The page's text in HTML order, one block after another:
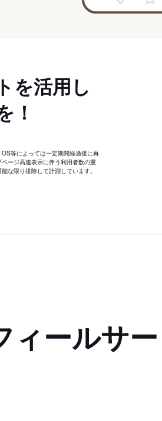
を活用し
！
等によっては一定期間経過後に再
ージ高速表示に伴う利用者数の重
な限り排除して計測しています。
ィールサ